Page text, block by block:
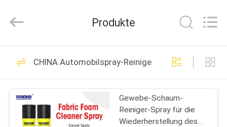
HAUSE
PRODUKTE
INDUSTRY
Rights
Aerosol-Spray-Farbe
57
Produkte
CHINA Automobilspray-Reiniger
Gewebe-Schaum-
Reiniger-Spray für die
Wiederherstellung des